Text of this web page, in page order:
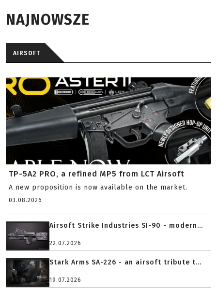
NAJNOWSZE
AIRSOFT
TP-5A2 PRO, a refined MP5 from LCT Airsoft
A new proposition is now available on the market.
03.08.2026
Airsoft Strike Industries SI-90 - modern...
22.07.2026
Stark Arms SA-226 - an airsoft tribute t...
19.07.2026